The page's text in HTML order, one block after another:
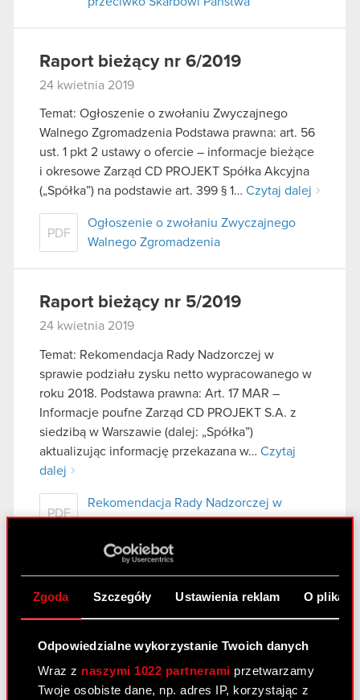
Zgoda Szczegóły Ustawienia reklam O
Odpowiedzialne wykorzystanie Twoich danych
Wraz z naszymi 1022 partnerami przetwarzamy
Twoje osobiste dane, np. adres IP, korzystając z
Raport bieżący nr 6/2019
24 kwietnia 2019
Temat: Ogłoszenie o zwołaniu Zwyczajnego
Walnego Zgromadzenia Podstawa prawna: art. 56
ust. 1 pkt 2 ustawy o ofercie – informacje bieżące
i okresowe Zarząd CD PROJEKT Spółka Akcyjna
(„Spółka”) na podstawie art. 399 § 1… Czytaj dalej
PDF
Ogłoszenie o zwołaniu Zwyczajnego
Walnego Zgromadzenia
Raport bieżący nr 5/2019
24 kwietnia 2019
Temat: Rekomendacja Rady Nadzorczej w
sprawie podziału zysku netto wypracowanego w
roku 2018. Podstawa prawna: Art. 17 MAR –
Informacje poufne Zarząd CD PROJEKT S.A. z
siedzibą w Warszawie (dalej: „Spółka”)
aktualizując informację przekazana w… Czytaj
dalej
PDF
Rekomendacja Rady Nadzorczej w
sprawie podziału zysku netto
wypracowanego w roku 2018
Raport bieżący nr 4/2019
Temat: Wniosek Zarządu w sprawie wypłaty
dywidendy z zysku za rok 2018 Podstawa prawna:
Art. 17 MAR – Informacje poufne Zarząd CD